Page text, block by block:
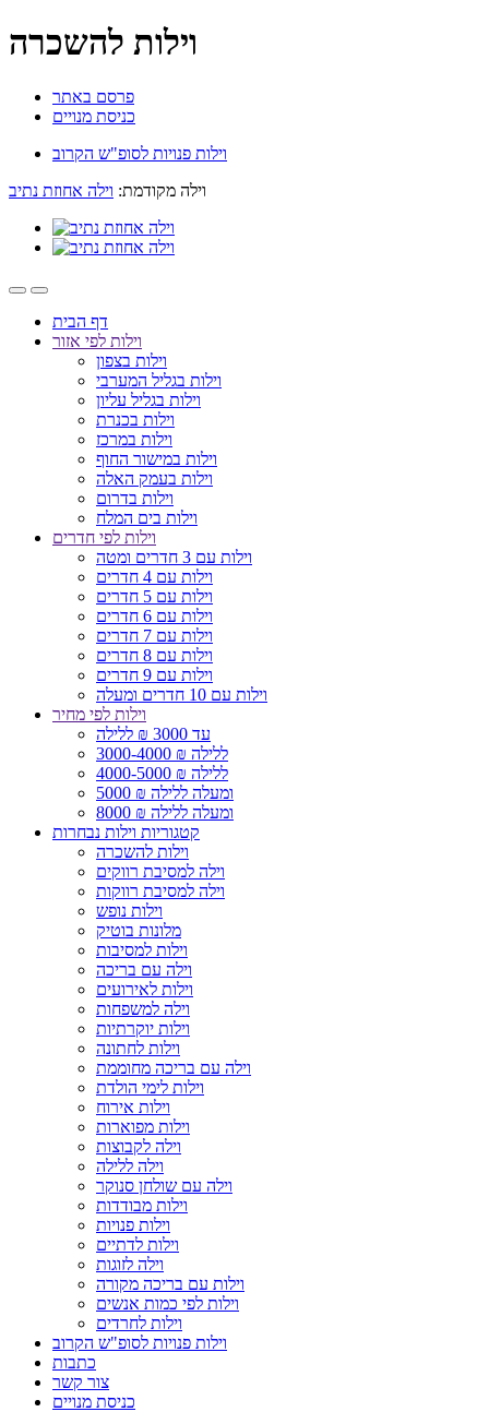
וילות להשכרה
פרסם באתר
כניסת מנויים
וילות פנויות לסופ"ש הקרוב
וילה מקודמת: וילה אחוזת נתיב
דף הבית
וילות לפי אזור
וילות בצפון
וילות בגליל המערבי
וילות בגליל עליון
וילות בכנרת
וילות במרכז
וילות במישור החוף
וילות בעמק האלה
וילות בדרום
וילות בים המלח
וילות לפי חדרים
וילות עם 3 חדרים ומטה
וילות עם 4 חדרים
וילות עם 5 חדרים
וילות עם 6 חדרים
וילות עם 7 חדרים
וילות עם 8 חדרים
וילות עם 9 חדרים
וילות עם 10 חדרים ומעלה
וילות לפי מחיר
עד 3000 ₪ ללילה
3000-4000 ₪ ללילה
4000-5000 ₪ ללילה
5000 ₪ ומעלה ללילה
8000 ₪ ומעלה ללילה
קטגוריות וילות נבחרות
וילות להשכרה
וילה למסיבת רווקים
וילה למסיבת רווקות
וילות נופש
מלונות בוטיק
וילות למסיבות
וילה עם בריכה
וילות לאירועים
וילה למשפחות
וילות יוקרתיות
וילות לחתונה
וילה עם בריכה מחוממת
וילות לימי הולדת
וילות אירוח
וילות מפוארות
וילה לקבוצות
וילה ללילה
וילה עם שולחן סנוקר
וילות מבודדות
וילות פנויות
וילות לדתיים
וילה לזוגות
וילות עם בריכה מקורה
וילות לפי כמות אנשים
וילות לחרדים
וילות פנויות לסופ"ש הקרוב
כתבות
צור קשר
כניסת מנויים